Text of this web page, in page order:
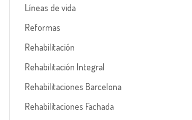
Líneas de vida
Reformas
Rehabilitación
Rehabilitación Integral
Rehabilitaciones Barcelona
Rehabilitaciones Fachada